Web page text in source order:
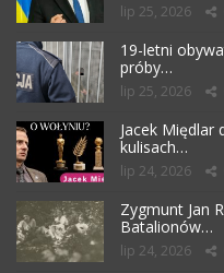
lip 25, 2026
19-letni
próby…
lip 25, 2026
Jacek Międlar
kulisach…
lip 24, 2026
Zygmunt Jan
Batalionów…
lip 24, 2026